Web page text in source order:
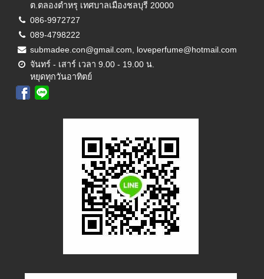
ต.ตลองตำหรุ เทศบาลเมืองชลบุรี 20000
086-9972727
089-4798222
submadee.con@gmail.com, loveperfume@hotmail.com
จันทร์ - เสาร์ เวลา 9.00 - 19.00 น.
หยุดทุกวันอาทิตย์